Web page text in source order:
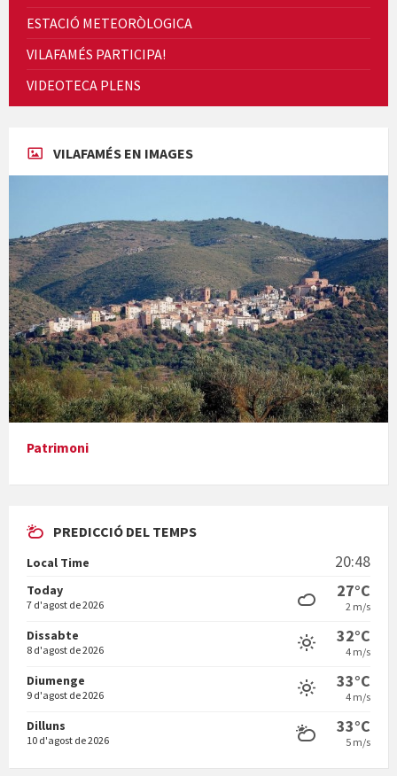
Cicle de Cine i Dones rurals
Concerts al Museu
Presentació del llibre &quot;La mare&quot;, d'Emma Zafon
En Bum
Vermuts a la Font. Hit parit
ESTACIÓ METEORÒLOGICA
VILAFAMÉS PARTICIPA!
VIDEOTECA PLENS
VILAFAMÉS EN IMAGES
Patrimoni
PREDICCIÓ DEL TEMPS
Local Time 20:48
Today
7 d'agost de 2026
27°C
2 m/s
Dissabte
8 d'agost de 2026
32°C
4 m/s
Diumenge
9 d'agost de 2026
33°C
4 m/s
Dilluns
10 d'agost de 2026
33°C
5 m/s